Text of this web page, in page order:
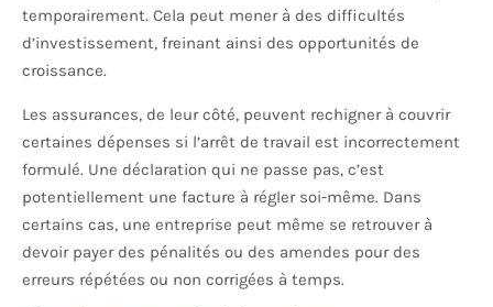
temporairement. Cela peut mener à des difficultés
d’investissement, freinant ainsi des opportunités de
croissance.
Les assurances, de leur côté, peuvent rechigner à couvrir
certaines dépenses si l’arrêt de travail est incorrectement
formulé. Une déclaration qui ne passe pas, c’est
potentiellement une facture à régler soi-même. Dans
certains cas, une entreprise peut même se retrouver à
devoir payer des pénalités ou des amendes pour des
erreurs répétées ou non corrigées à temps.